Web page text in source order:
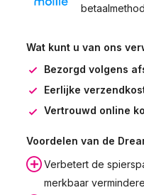
Wat kunt u van ons
Bezorgd volgens
Eerlijke
Vertrouwd online
Voordelen van de
Verbetert de
merkbaar